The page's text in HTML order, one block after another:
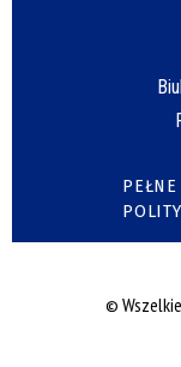
PEŁNE
©